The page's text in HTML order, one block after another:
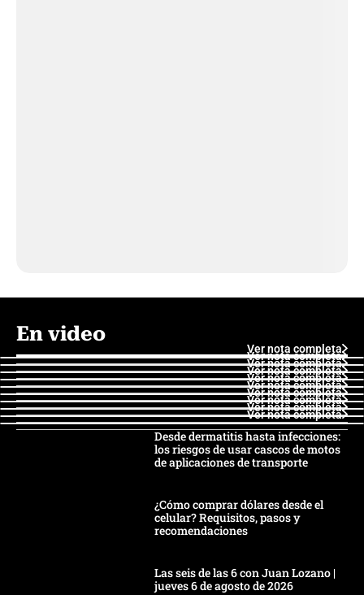
En video
Ver nota completa
Ver nota completa
Ver nota completa
Ver nota completa
Ver nota completa
Ver nota completa
Ver nota completa
Ver nota completa
Ver nota completa
Ver nota completa
Desde dermatitis hasta infecciones:
los riesgos de usar cascos de motos
de aplicaciones de transporte
¿Cómo comprar dólares desde el
celular? Requisitos, pasos y
recomendaciones
Las seis de las 6 con Juan Lozano |
jueves 6 de agosto de 2026